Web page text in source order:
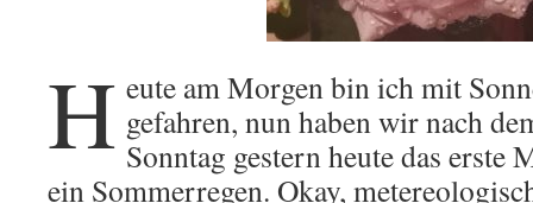
H eute am Morgen bin ich mit
gefahren, nun haben wir nach
Sonntag gestern heute das erste
ein Sommerregen. Okay,